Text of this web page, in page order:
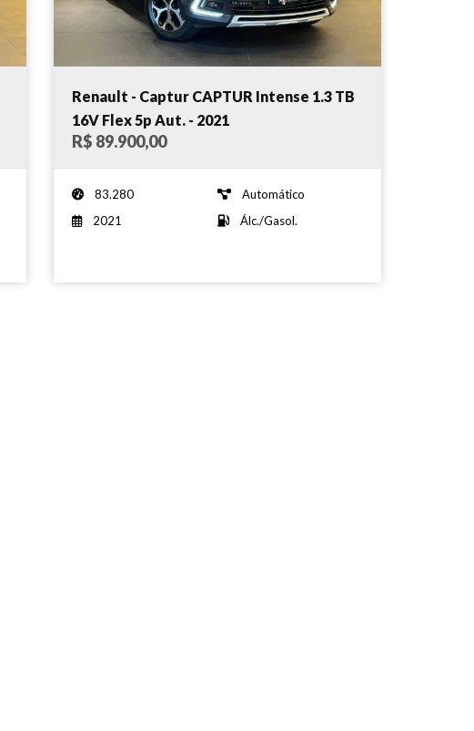
Renault - Captur CAPTUR Intense 1.3 TB
16V Flex 5p Aut. - 2021
R$ 89.900,00
83.280
Automático
2021
Álc./Gasol.